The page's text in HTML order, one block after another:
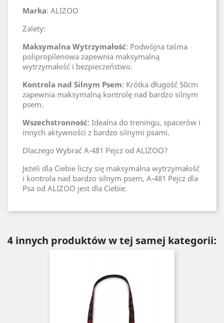
Marka: ALIZOO
Zalety:
Maksymalna Wytrzymałość: Podwójna taśma
polipropilenowa zapewnia maksymalną
wytrzymałość i bezpieczeństwo.
Kontrola nad Silnym Psem: Krótka długość 50cm
zapewnia maksymalną kontrolę nad bardzo silnym
psem.
Wszechstronność: Idealna do treningu, spacerów i
innych aktywności z bardzo silnymi psami.
Dlaczego Wybrać A-481 Pejcz od ALIZOO?
Jeżeli dla Ciebie liczy się maksymalna wytrzymałość
i kontrola nad bardzo silnym psem, A-481 Pejcz dla
Psa od ALIZOO jest dla Ciebie.
4 innych produktów w tej samej kategorii: